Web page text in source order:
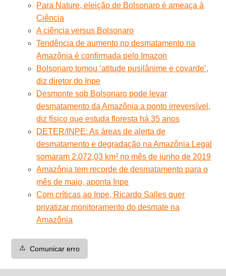
Para Nature, eleição de Bolsonaro é ameaça à
Ciência
A ciência versus Bolsonaro
Tendência de aumento no desmatamento na
Amazônia é confirmada pelo Imazon
Bolsonaro tomou ‘atitude pusilânime e covarde’,
diz diretor do Inpe
Desmonte sob Bolsonaro pode levar
desmatamento da Amazônia a ponto irreversível,
diz físico que estuda floresta há 35 anos
DETER/INPE: As áreas de alerta de
desmatamento e degradação na Amazônia Legal
somaram 2.072,03 km² no mês de junho de 2019
Amazônia tem recorde de desmatamento para o
mês de maio, aponta Inpe
Com críticas ao Inpe, Ricardo Salles quer
privatizar monitoramento do desmate na
Amazônia
⚠️ Comunicar erro